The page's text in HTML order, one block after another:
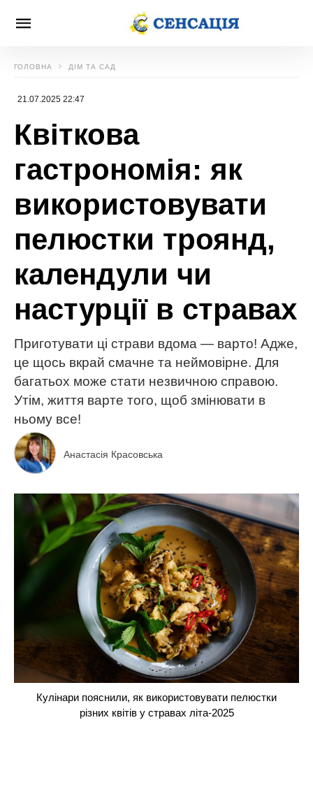
ГОЛОВНА ДІМ ТА САД
21.07.2025 22:47
Квіткова
гастрономія: як
використовувати
пелюстки троянд,
календули чи
настурції в стравах
Приготувати ці страви вдома — варто! Адже,
це щось вкрай смачне та неймовірне. Для
багатьох може стати незвичною справою.
Утім, життя варте того, щоб змінювати в
ньому все!
Анастасія Красовська
Кулінари пояснили, як використовувати пелюстки
різних квітів у стравах літа-2025